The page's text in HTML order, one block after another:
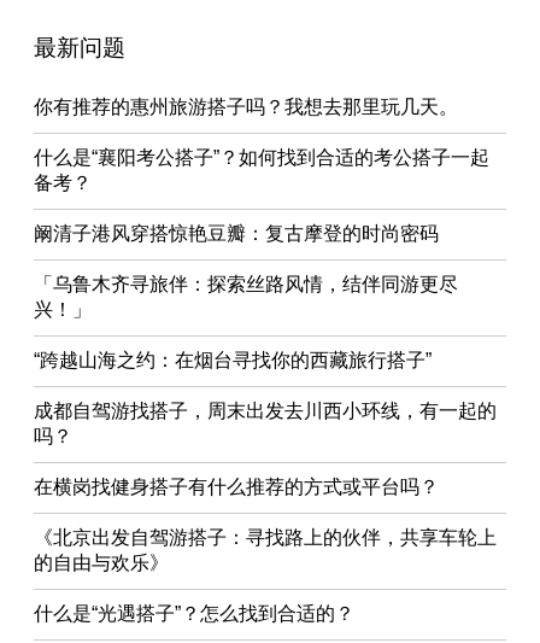
最新问题
你有推荐的惠州旅游搭子吗？我想去那里玩几天。
什么是“襄阳考公搭子”？如何找到合适的考公搭子一起
备考？
阚清子港风穿搭惊艳豆瓣：复古摩登的时尚密码
「乌鲁木齐寻旅伴：探索丝路风情，结伴同游更尽
兴！」
“跨越山海之约：在烟台寻找你的西藏旅行搭子”
成都自驾游找搭子，周末出发去川西小环线，有一起的
吗？
在横岗找健身搭子有什么推荐的方式或平台吗？
《北京出发自驾游搭子：寻找路上的伙伴，共享车轮上
的自由与欢乐》
什么是“光遇搭子”？怎么找到合适的？